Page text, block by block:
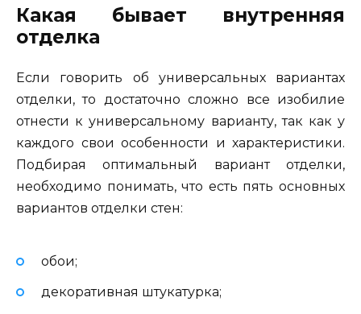
Какая бывает внутренняя
отделка
Если говорить об универсальных вариантах
отделки, то достаточно сложно все изобилие
отнести к универсальному варианту, так как у
каждого свои особенности и характеристики.
Подбирая оптимальный вариант отделки,
необходимо понимать, что есть пять основных
вариантов отделки стен:
обои;
декоративная штукатурка;